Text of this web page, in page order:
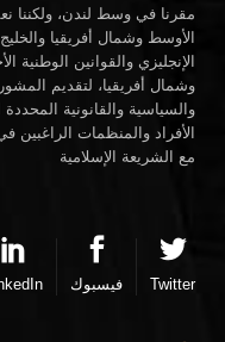
مقرنا في وسط لندن،
الأوسط وشمال أفريقيا
الإنجليزي والقوانين
وشمال أفريقيا، لتقديم
والسياسية والقانونية
الأفراد والمنظمات
مع الشريعة الإسلامية
Twitter فيسبوك